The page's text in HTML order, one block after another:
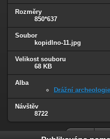
Rozměry
850*637
Soubor
kopidlno-11.jpg
Velikost souboru
68 KB
Alba
Drážní archeologie
Návštěv
8722